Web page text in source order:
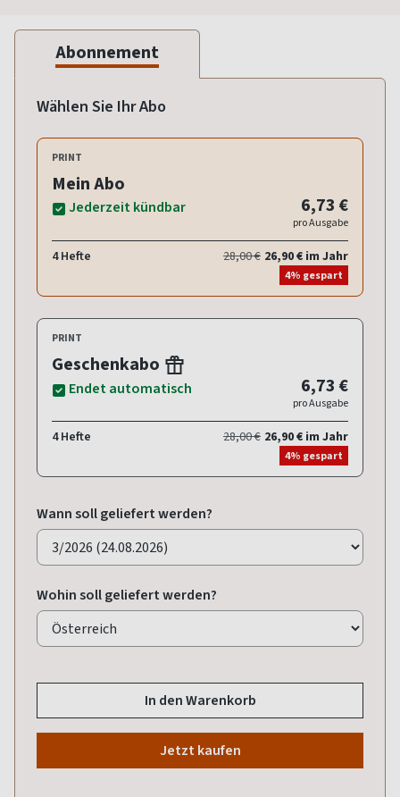
Abonnement
Wählen Sie Ihr Abo
PRINT
Mein Abo
Jederzeit kündbar 6,73 €
pro Ausgabe
4 Hefte 28,00 € 26,90 € im Jahr
4% gespart
PRINT
Geschenkabo
Endet automatisch 6,73 €
pro Ausgabe
4 Hefte 28,00 € 26,90 € im Jahr
4% gespart
Wann soll geliefert werden?
Wohin soll geliefert werden?
In den Warenkorb
Jetzt kaufen